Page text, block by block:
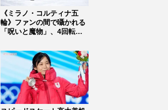
《ミラノ・コルティナ五
輪》ファンの間で囁かれる
「呪いと魔物」、4回転の